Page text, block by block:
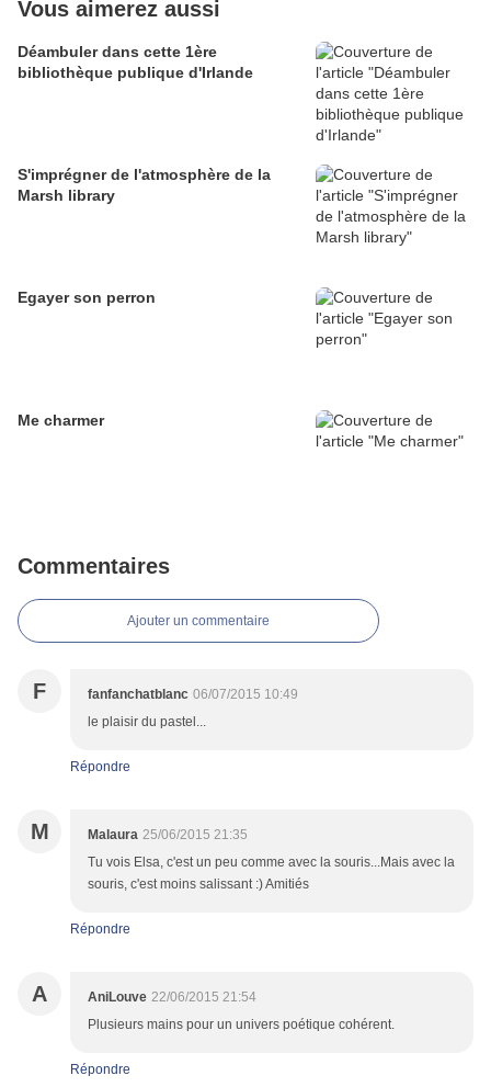
Vous aimerez aussi
Déambuler dans cette 1ère
bibliothèque publique d'Irlande
S'imprégner de l'atmosphère de la
Marsh library
Egayer son perron
Me charmer
Commentaires
Ajouter un commentaire
F fanfanchatblanc 06/07/2015 10:49
le plaisir du pastel...
Répondre
M Malaura 25/06/2015 21:35
Tu vois Elsa, c'est un peu comme avec la souris...Mais avec la
souris, c'est moins salissant :) Amitiés
Répondre
A AniLouve 22/06/2015 21:54
Plusieurs mains pour un univers poétique cohérent.
Répondre